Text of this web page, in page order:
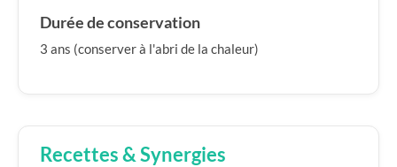
Durée de conservation
3 ans (conserver à l'abri de la chaleur)
Recettes & Synergies